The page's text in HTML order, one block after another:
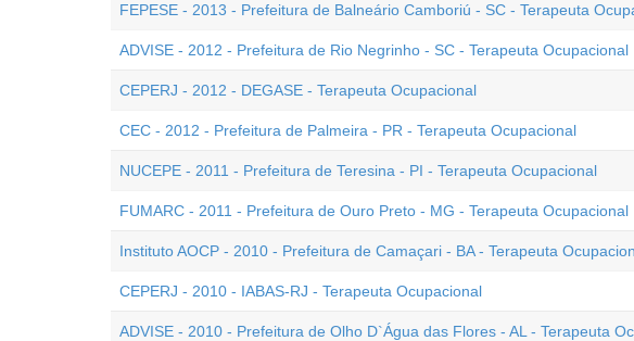
FEPESE - 2013 - Prefeitura de Balneário Camboriú - SC - Terapeuta
ADVISE - 2012 - Prefeitura de Rio Negrinho - SC - Terapeuta Ocupacional
CEPERJ - 2012 - DEGASE - Terapeuta Ocupacional
CEC - 2012 - Prefeitura de Palmeira - PR - Terapeuta Ocupacional
NUCEPE - 2011 - Prefeitura de Teresina - PI - Terapeuta Ocupacional
FUMARC - 2011 - Prefeitura de Ouro Preto - MG - Terapeuta Ocupacional
Instituto AOCP - 2010 - Prefeitura de Camaçari - BA - Terapeuta
CEPERJ - 2010 - IABAS-RJ - Terapeuta Ocupacional
ADVISE - 2010 - Prefeitura de Olho D`Água das Flores - AL - Terapeuta